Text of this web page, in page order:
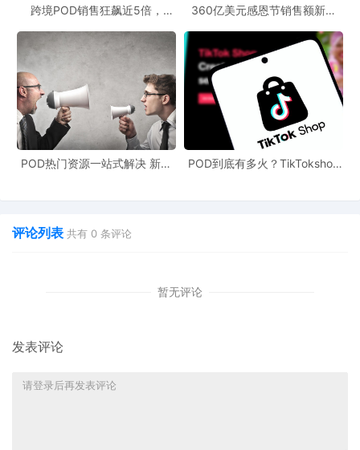
系统生成的报告将为以下判断提供直接数据支持。
1.评估达人带货经验与商业化接受度
重点关注报告中的 带货视频数占比，
如果一位达人分析过的视频
中，带货视频数量占比低于20%，通常意味着两种情况：要么达人
缺乏足够的带货经验，要么其粉丝群体对商业推广内容较为排斥。
2.判断达人带货历史品类匹配度
心带货领域。或是通过“类目分析”，查看
即便其粉丝量巨大，由于受众兴趣不匹配，转化难度也会显著增
跨境POD销售狂飙近5倍，
360亿美元感恩节销售额新纪
新风潮！
POD热门资源一站式解决 新手
POD到底有多火？TikTokshop
评论列表 共有 0 条评论
暂无评论
发表评论